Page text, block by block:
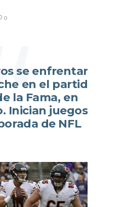
0
se enfrentan
en el partido
la Fama, en
Inician juegos
de NFL